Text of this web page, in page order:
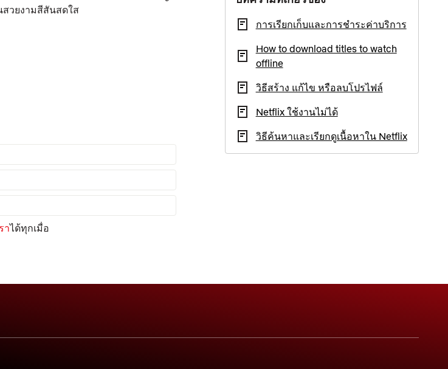
วยงามสีสันสดใส
าได้ทุกเมื่อ
การเรียกเก็บและการชำระค่าบริการ
How to download titles to watch
offline
วิธีสร้าง แก้ไข หรือลบโปรไฟล์
Netflix ใช้งานไม่ได้
วิธีค้นหาและเรียกดูเนื้อหาใน Netflix